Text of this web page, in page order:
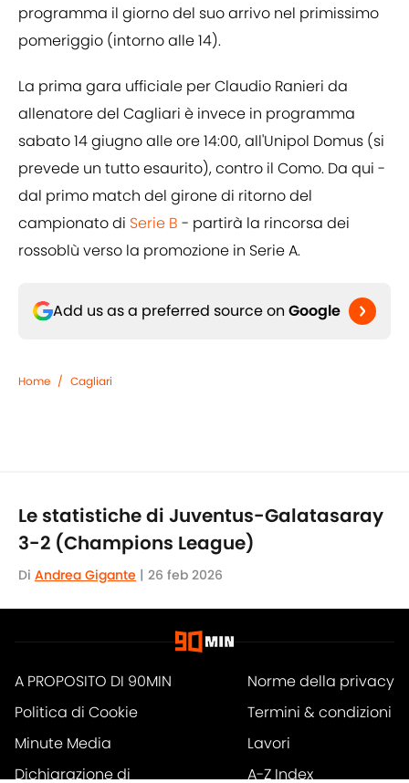
programma il giorno del suo arrivo nel primissimo
pomeriggio (intorno alle 14).
La prima gara ufficiale per Claudio Ranieri da
allenatore del Cagliari è invece in programma
sabato 14 giugno alle ore 14:00, all'Unipol Domus (si
prevede un tutto esaurito), contro il Como. Da qui -
dal primo match del girone di ritorno del
campionato di Serie B - partirà la rincorsa dei
rossoblù verso la promozione in Serie A.
Add us as a preferred source on Google
Home / Cagliari
Le statistiche di Juventus-Galatasaray
3-2 (Champions League)
Di Andrea Gigante | 26 feb 2026
A PROPOSITO DI 90MIN
Norme della privacy
Politica di Cookie
Termini & condizioni
Minute Media
Lavori
Dichiarazione di
A-Z Index